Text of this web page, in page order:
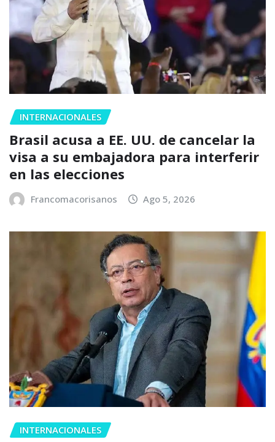
INTERNACIONALES
Brasil acusa a EE. UU. de cancelar la
visa a su embajadora para interferir
en las elecciones
Francomacorisanos Ago 5, 2026
INTERNACIONALES